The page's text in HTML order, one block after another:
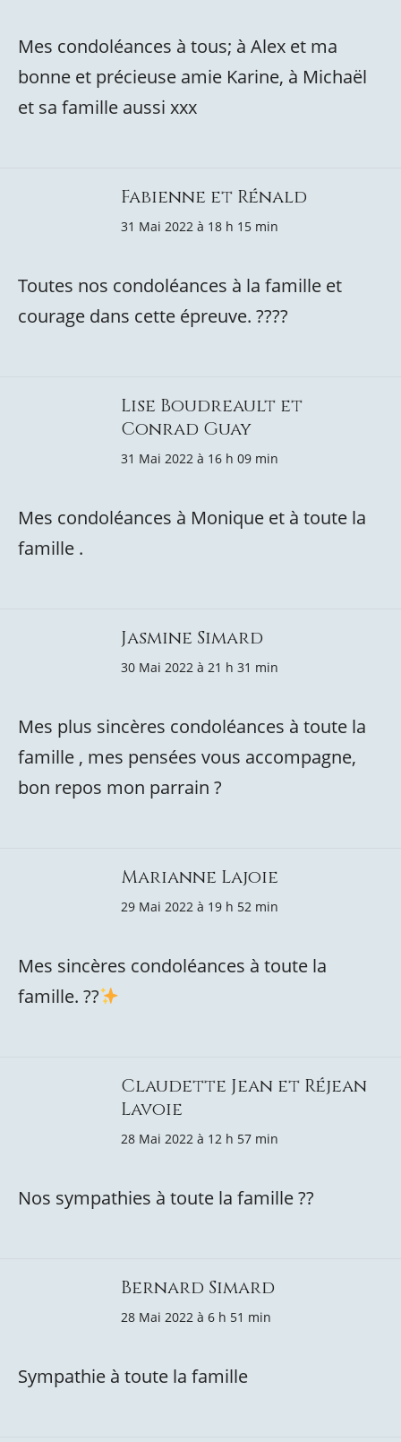
Mes condoléances à tous; à Alex et ma
bonne et précieuse amie Karine, à Michaël
et sa famille aussi xxx
Fabienne et Rénald
31 Mai 2022 à 18 h 15 min
Toutes nos condoléances à la famille et
courage dans cette épreuve. ????
Lise Boudreault et
Conrad Guay
31 Mai 2022 à 16 h 09 min
Mes condoléances à Monique et à toute la
famille .
Jasmine Simard
30 Mai 2022 à 21 h 31 min
Mes plus sincères condoléances à toute la
famille , mes pensées vous accompagne,
bon repos mon parrain ?
Marianne Lajoie
29 Mai 2022 à 19 h 52 min
Mes sincères condoléances à toute la
famille. ??
Claudette Jean et Réjean
Lavoie
28 Mai 2022 à 12 h 57 min
Nos sympathies à toute la famille ??
Bernard Simard
28 Mai 2022 à 6 h 51 min
Sympathie à toute la famille